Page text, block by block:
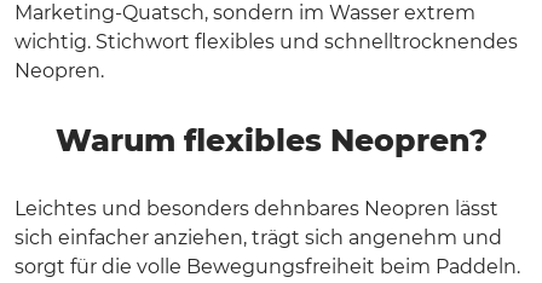
Marketing-Quatsch, sondern im Wasser extrem
wichtig. Stichwort flexibles und schnelltrocknendes
Neopren.
Warum flexibles Neopren?
Leichtes und besonders dehnbares Neopren lässt
sich einfacher anziehen, trägt sich angenehm und
sorgt für die volle Bewegungsfreiheit beim Paddeln.